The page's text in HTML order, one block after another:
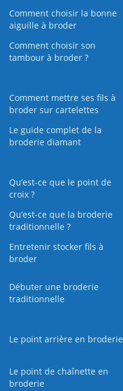
Comment choisir la bonne
aiguille à broder
Comment choisir son
tambour à broder ?
Comment mettre ses fils à
broder sur cartelettes
Le guide complet de la
broderie diamant
Qu’est-ce que le point de
croix ?
Qu’est-ce que la broderie
traditionnelle ?
Entretenir stocker fils à
broder
Débuter une broderie
traditionnelle
Le point arrière en broderie
Le point de chaînette en
broderie